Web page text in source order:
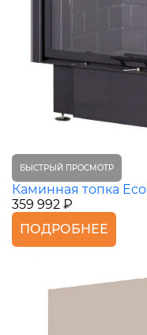
БЫСТРЫЙ ПРОСМОТР
Каминная топка
359 992 ₽
ПОДРОБНЕЕ